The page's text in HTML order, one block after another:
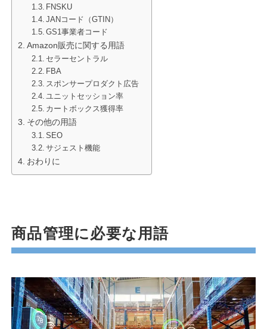
FNSKU
JANコード（GTIN）
GS1事業者コード
Amazon販売に関する用語
セラーセントラル
FBA
スポンサープロダクト広告
ユニットセッション率
カートボックス獲得率
その他の用語
SEO
サジェスト機能
おわりに
商品管理に必要な用語